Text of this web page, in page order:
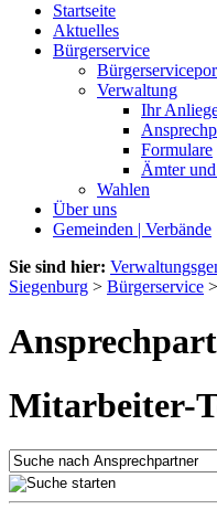
Startseite
Aktuelles
Bürgerservice
Verwaltung
Ihr
Formulare
Ämter
Wahlen
Über uns
Gemeinden | Verbände
Sie sind hier:
Siegenburg > Bürgerservice >
Mitarbeiter-